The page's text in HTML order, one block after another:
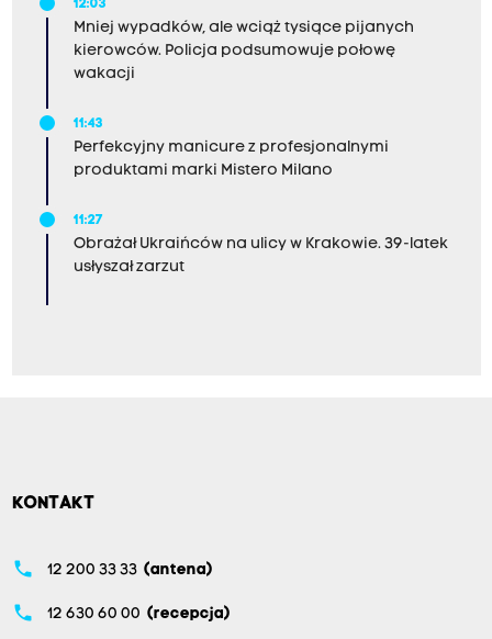
12:03
Mniej wypadków, ale wciąż tysiące pijanych
kierowców. Policja podsumowuje połowę
wakacji
11:43
Perfekcyjny manicure z profesjonalnymi
produktami marki Mistero Milano
11:27
Obrażał Ukraińców na ulicy w Krakowie. 39-latek
usłyszał zarzut
KONTAKT
phone 12 200 33 33 (antena)
phone 12 630 60 00 (recepcja)